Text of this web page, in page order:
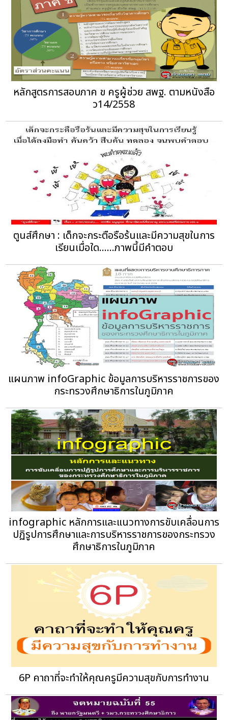
หลักสูตรการสอบภาค ข ครูผู้ช่วย สพฐ. ตามหนังสือ
ว14/2558
ตูนส์ศึกษา : เด็กจะกระตือรือร้นและมีความสุขในการ
เรียนเมื่อใด......ภาพนี้มีคำตอบ
แผนภาพ infoGraphic ข้อมูลการบริหารราชการของ
กระทรวงศึกษาธิการในภูมิภาค
infographic หลักการและแนวทางการขับเคลื่อนการ
ปฏิรูปการศึกษาและการบริหารราชการของกระทรวง
ศึกษาธิการในภูมิภาค
6P คาถาที่จะทำให้คุณครูมีความสุขกับการทำงาน